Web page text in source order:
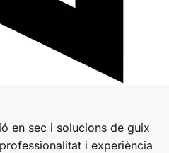
en sec i solucions de guix
i experiència